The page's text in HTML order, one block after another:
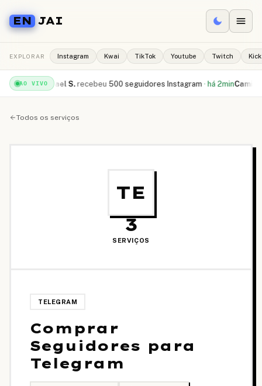
EN JAI
EXPLORAR Instagram Kwai TikTok Youtube Twitch Kick
AO VIVO
há 1min Rafael S. recebeu 500 seguidores Instagram ·há 2minCamila R.
Todos os serviços
TE
3
SERVIÇOS
TELEGRAM
Comprar
Seguidores para
Telegram